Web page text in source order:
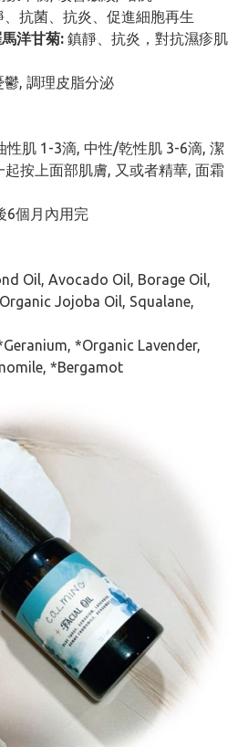
、抗菌、抗炎、促進細胞再生
洋甘菊: 鎮靜、抗炎，對抗濕疹肌
鬱, 調理皮脂分泌
性肌 1-3滴, 中性/乾性肌 3-6滴, 潔
按上面部肌膚, 又或者精華, 面霜
6個月內用完
Oil, Avocado Oil, Borage Oil,
Jojoba Oil, Squalane,
*Organic Lavender,
*Bergamot